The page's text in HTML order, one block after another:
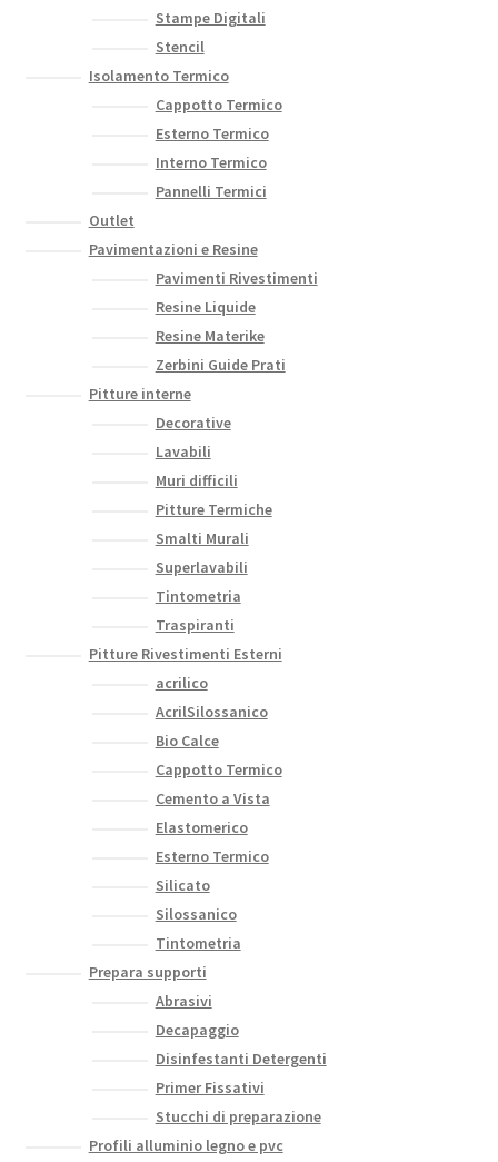
Stampe Digitali
Stencil
Isolamento Termico
Cappotto Termico
Esterno Termico
Interno Termico
Pannelli Termici
Outlet
Pavimentazioni e Resine
Pavimenti Rivestimenti
Resine Liquide
Resine Materike
Zerbini Guide Prati
Pitture interne
Decorative
Lavabili
Muri difficili
Pitture Termiche
Smalti Murali
Superlavabili
Tintometria
Traspiranti
Pitture Rivestimenti Esterni
acrilico
AcrilSilossanico
Bio Calce
Cappotto Termico
Cemento a Vista
Elastomerico
Esterno Termico
Silicato
Silossanico
Tintometria
Prepara supporti
Abrasivi
Decapaggio
Disinfestanti Detergenti
Primer Fissativi
Stucchi di preparazione
Profili alluminio legno e pvc